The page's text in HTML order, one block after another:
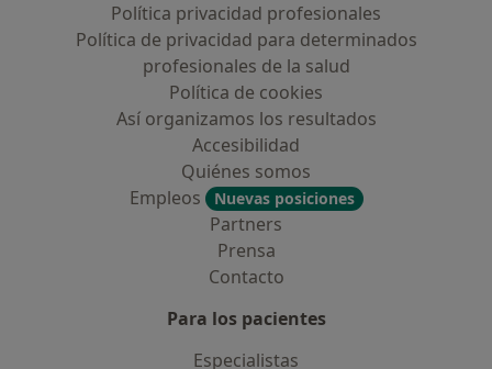
Política privacidad profesionales
Política de privacidad para determinados
profesionales de la salud
Política de cookies
Así organizamos los resultados
Accesibilidad
Quiénes somos
Empleos
Nuevas posiciones
Partners
Prensa
Contacto
Para los pacientes
Especialistas